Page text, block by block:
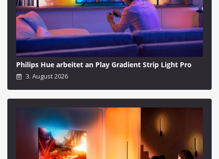
Philips Hue arbeitet an Play Gradient Strip Light Pro
3. August 2026